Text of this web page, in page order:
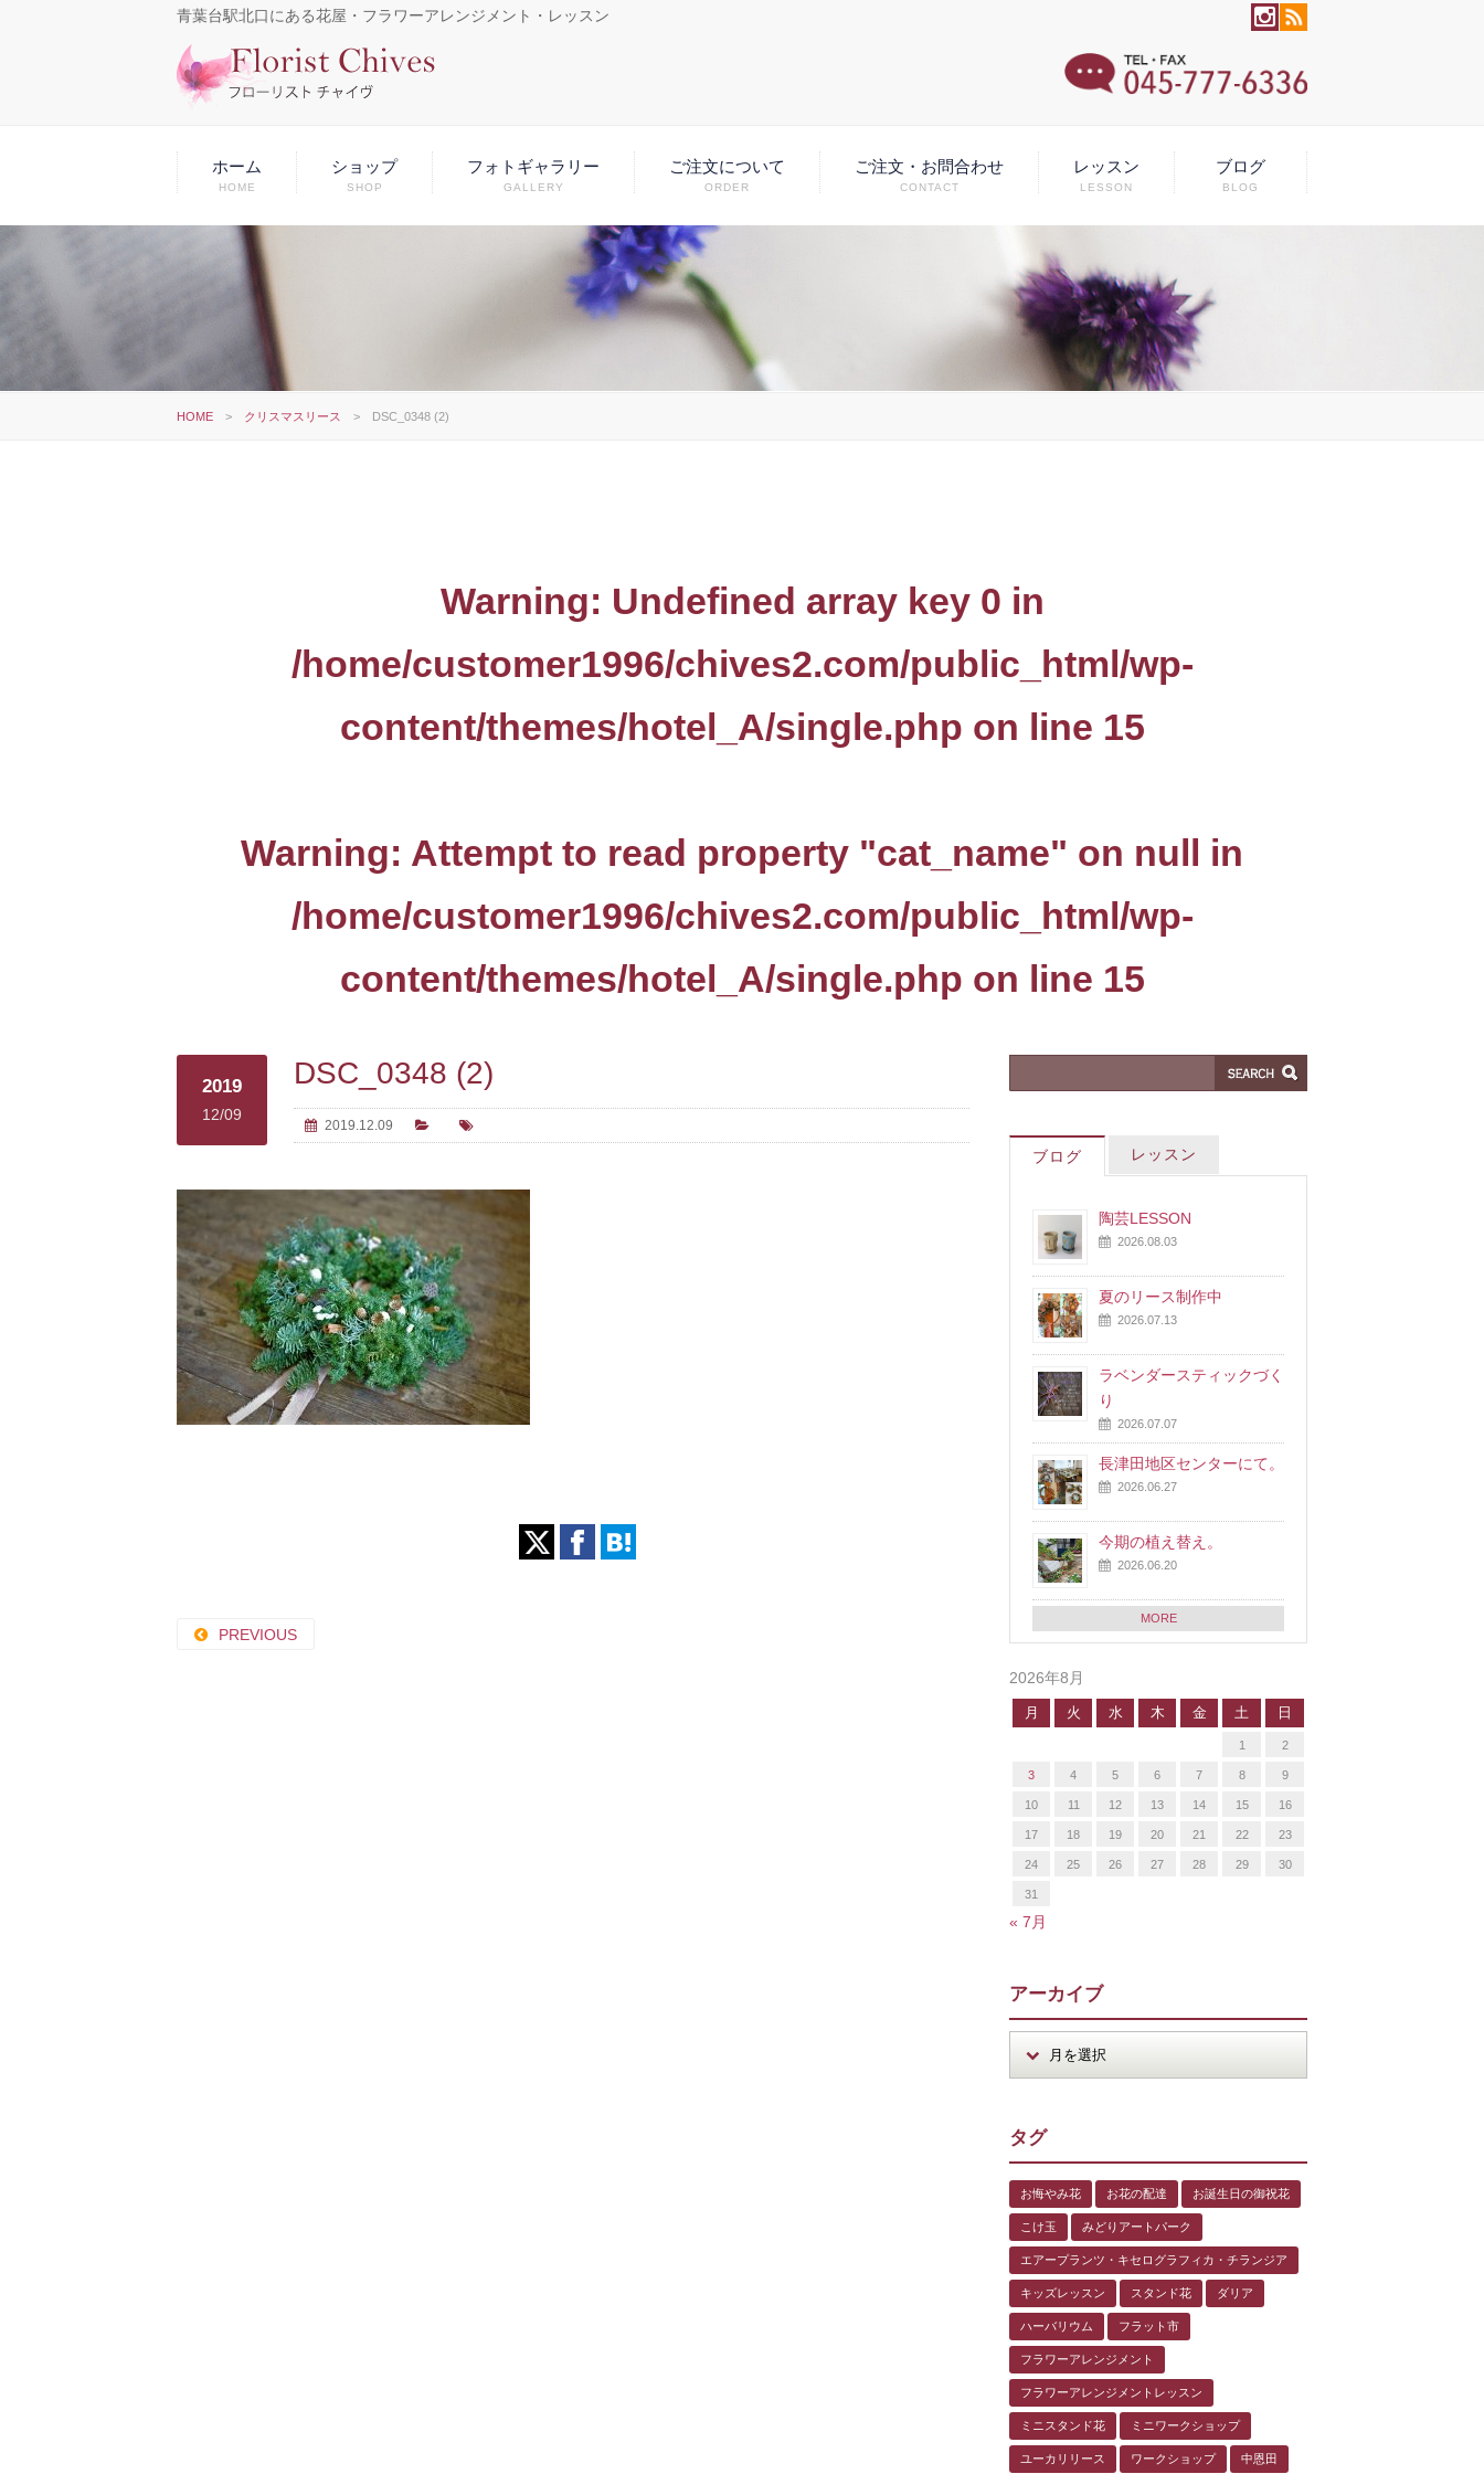
青葉台駅北口にある花屋・フラワーアレンジメント・レッスン
ホーム
HOME
ショップ
SHOP
フォトギャラリー
GALLERY
ご注文について
ORDER
ご注文・お問合わせ
CONTACT
レッスン
LESSON
ブログ
BLOG
HOME > クリスマスリース > DSC_0348 (2)
Warning: Undefined array key 0 in
/home/customer1996/chives2.com/public_html/wp-
content/themes/hotel_A/single.php on line 15
Warning: Attempt to read property "cat_name" on null in
/home/customer1996/chives2.com/public_html/wp-
content/themes/hotel_A/single.php on line 15
2019
12/09
DSC_0348 (2)
2019.12.09
PREVIOUS
ブログ レッスン
陶芸LESSON
2026.08.03
夏のリース制作中
2026.07.13
ラベンダースティックづく
り
2026.07.07
長津田地区センターにて。
2026.06.27
今期の植え替え。
2026.06.20
MORE
2026年8月
月 火 水 木 金 土 日
1 2
3 4 5 6 7 8 9
10 11 12 13 14 15 16
17 18 19 20 21 22 23
24 25 26 27 28 29 30
31
« 7月
アーカイブ
タグ
お悔やみ花 お花の配達 お誕生日の御祝花
こけ玉 みどりアートパーク
エアープランツ・キセログラフィカ・チランジア
キッズレッスン スタンド花 ダリア
ハーバリウム フラット市
フラワーアレンジメント
フラワーアレンジメントレッスン
ミニスタンド花 ミニワークショップ
ユーカリリース ワークショップ 中恩田